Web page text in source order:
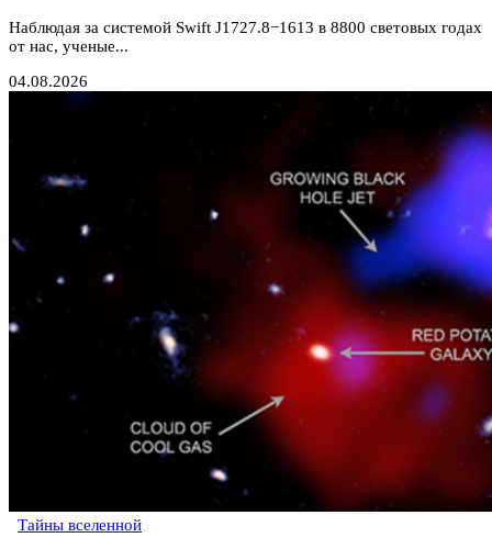
Наблюдая за системой Swift J1727.8−1613 в 8800 световых годах
от нас, ученые...
04.08.2026
Тайны вселенной